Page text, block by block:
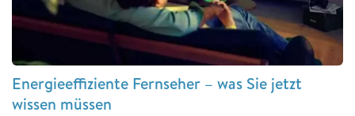
Energieeffiziente Fernseher – was Sie jetzt
wissen müssen